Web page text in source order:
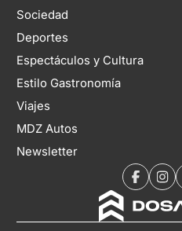
Sociedad
Deportes
Espectáculos y Cultura
Estilo Gastronomía
Viajes
MDZ Autos
Newsletter